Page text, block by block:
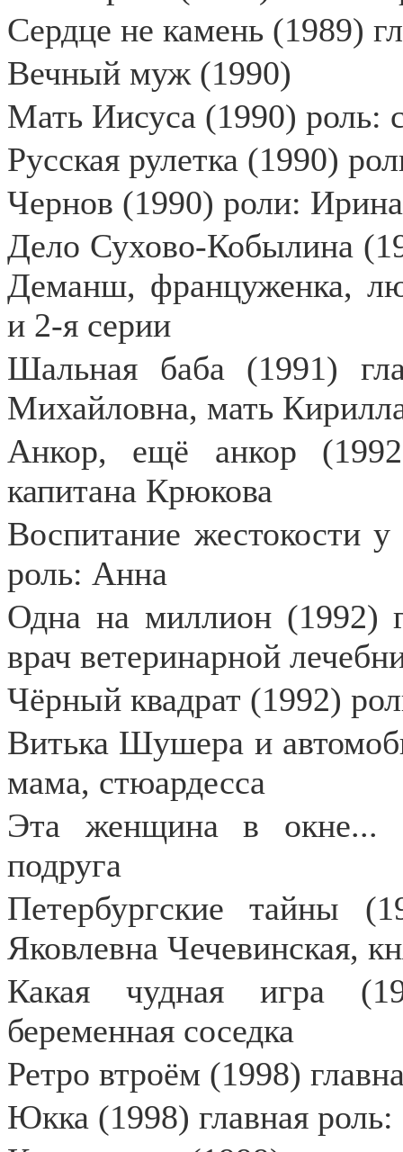
Сердце не камень (1989)
Вечный муж (1990)
Мать Иисуса (1990) роль:
Русская рулетка (1990)
Чернов (1990) роли:
Дело Сухово-Кобылина
Деманш, француженка,
и 2-я серии
Шальная баба (1991)
Михайловна, мать
Анкор, ещё анкор
капитана Крюкова
Воспитание жестокости
роль: Анна
Одна на миллион (1992)
врач ветеринарной
Чёрный квадрат (1992)
Витька Шушера и
мама, стюардесса
Эта женщина в окне...
подруга
Петербургские тайны
Яковлевна Чечевинская,
Какая чудная игра
беременная соседка
Ретро втроём (1998)
Юкка (1998) главная роль: